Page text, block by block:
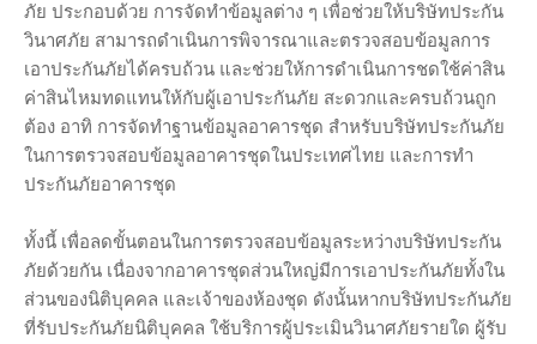
ภัย ประกอบด้วย การจัดทำข้อมูลต่าง ๆ เพื่อช่วยให้บริษัทประกัน
วินาศภัย สามารถดำเนินการพิจารณาและตรวจสอบข้อมูลการ
เอาประกันภัยได้ครบถ้วน และช่วยให้การดำเนินการชดใช้ค่าสิน
ค่าสินไหมทดแทนให้กับผู้เอาประกันภัย สะดวกและครบถ้วนถูก
ต้อง อาทิ การจัดทำฐานข้อมูลอาคารชุด สำหรับบริษัทประกันภัย
ในการตรวจสอบข้อมูลอาคารชุดในประเทศไทย และการทำ
ประกันภัยอาคารชุด
ทั้งนี้ เพื่อลดขั้นตอนในการตรวจสอบข้อมูลระหว่างบริษัทประกัน
ภัยด้วยกัน เนื่องจากอาคารชุดส่วนใหญ่มีการเอาประกันภัยทั้งใน
ส่วนของนิติบุคคล และเจ้าของห้องชุด ดังนั้นหากบริษัทประกันภัย
ที่รับประกันภัยนิติบุคคล ใช้บริการผู้ประเมินวินาศภัยรายใด ผู้รับ